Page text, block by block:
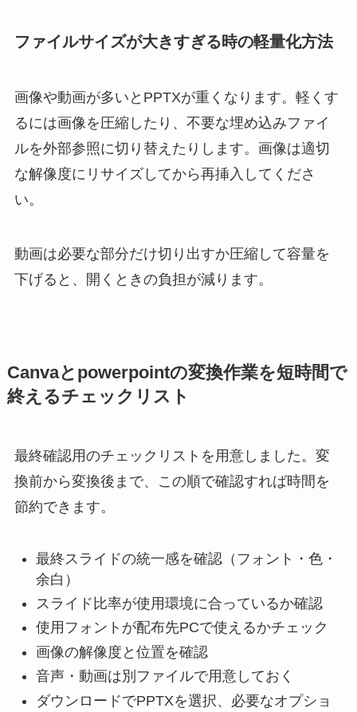
ファイルサイズが大きすぎる時の軽量化方法
画像や動画が多いとPPTXが重くなります。軽くす
るには画像を圧縮したり、不要な埋め込みファイ
ルを外部参照に切り替えたりします。画像は適切
な解像度にリサイズしてから再挿入してくださ
い。
動画は必要な部分だけ切り出すか圧縮して容量を
下げると、開くときの負担が減ります。
Canvaとpowerpointの変換作業を短時間で
終えるチェックリスト
最終確認用のチェックリストを用意しました。変
換前から変換後まで、この順で確認すれば時間を
節約できます。
最終スライドの統一感を確認（フォント・色・
余白）
スライド比率が使用環境に合っているか確認
使用フォントが配布先PCで使えるかチェック
画像の解像度と位置を確認
音声・動画は別ファイルで用意しておく
ダウンロードでPPTXを選択、必要なオプショ